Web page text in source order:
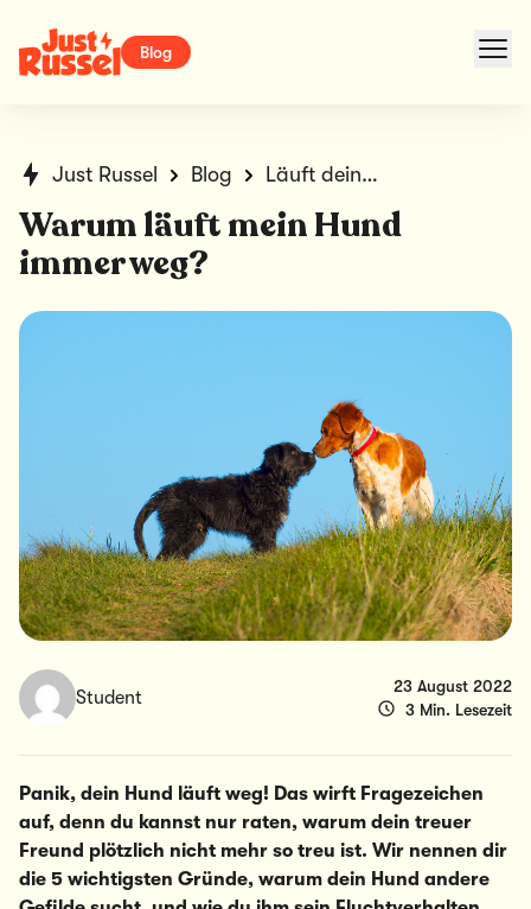
Blog
Just Russel Blog Läuft dein Hund immer weg?
Warum läuft mein Hund
immer weg?
Student
23 August 2022
3 Min. Lesezeit
Panik, dein Hund läuft weg! Das wirft Fragezeichen
auf, denn du kannst nur raten, warum dein treuer
Freund plötzlich nicht mehr so treu ist. Wir nennen dir
die 5 wichtigsten Gründe, warum dein Hund andere